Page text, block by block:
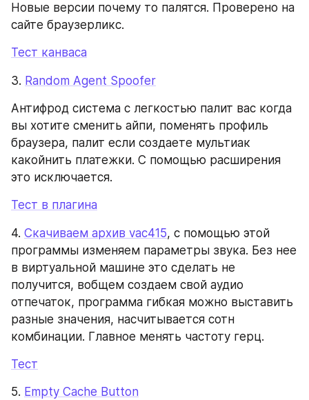
Новые версии почему то палятся. Проверено на
сайте браузерликс.
Тест канваса
3. Random Agent Spoofer
Антифрод система с легкостью палит вас когда
вы хотите сменить айпи, поменять профиль
браузера, палит если создаете мультиак
какойнить платежки. С помощью расширения
это исключается.
Тест в плагина
4. Скачиваем архив vac415, с помощью этой
программы изменяем параметры звука. Без нее
в виртуальной машине это сделать не
получится, вобщем создаем свой аудио
отпечаток, программа гибкая можно выставить
разные значения, насчитывается сотн
комбинации. Главное менять частоту герц.
Тест
5. Empty Cache Button